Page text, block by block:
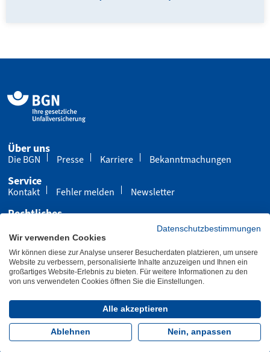
Über uns
Die BGN Presse Karriere Bekanntmachungen
Service
Kontakt Fehler melden Newsletter
Rechtliches
Cookies
Barrierefreiheit
Übersicht Leichte Sprache Gebärdensprache
Letzte Aktualisierung 23.01.2026
Folgen Sie uns:
Datenschutzbestimmungen
Wir verwenden Cookies
Wir können diese zur Analyse unserer Besucherdaten platzieren, um unsere
Website zu verbessern, personalisierte Inhalte anzuzeigen und Ihnen ein
großartiges Website-Erlebnis zu bieten. Für weitere Informationen zu den
von uns verwendeten Cookies öffnen Sie die Einstellungen.
Alle akzeptieren
Ablehnen Nein, anpassen